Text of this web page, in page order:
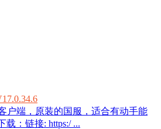
户端，原装的国服，适合有动手能
载：链接: https:/ ...